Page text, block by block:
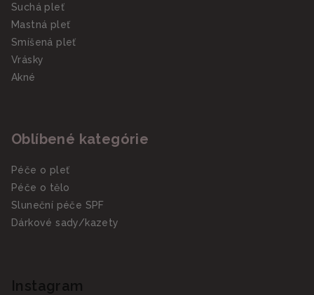
Suchá pleť
Mastná pleť
Smíšená pleť
Vrásky
Akné
Oblíbené kategórie
Péče o pleť
Péče o tělo
Sluneční péče SPF
Dárkové sady/kazety
Instagram